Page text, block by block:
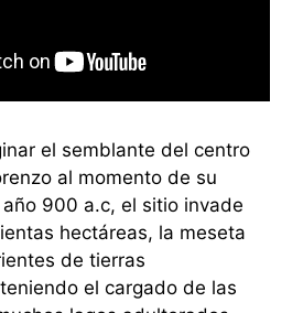
el semblante del centro
al momento de su
900 a.c, el sitio invade
hectáreas, la meseta
de tierras
el cargado de las